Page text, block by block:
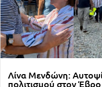
Λίνα Μενδώνη:
πολιτισμού στον